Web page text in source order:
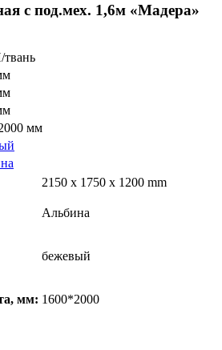
с под.мех. 1,6м «Мадера»
мм
2150 x 1750 x 1200 mm
Альбина
бежевый
мм: 1600*2000